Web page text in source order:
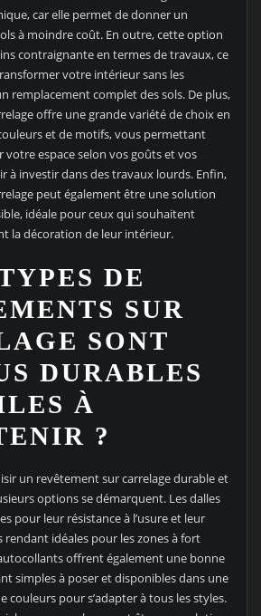
car elle permet de donner un
à moindre coût. En outre, cette option
contraignante en termes de travaux, ce
votre intérieur sans les
remplacement complet des sols. De plus,
offre une grande variété de choix en
et de motifs, vous permettant
votre espace selon vos goûts et vos
à investir dans des travaux lourds. Enfin,
peut également être une solution
idéale pour ceux qui souhaitent
la décoration de leur intérieur.
DE
SUR
SONT
DURABLES
À
?
un revêtement sur carrelage durable et
options se démarquent. Les dalles
pour leur résistance à l’usure et leur
rendant idéales pour les zones à fort
offrent également une bonne
simples à poser et disponibles dans une
couleurs pour s’adapter à tous les styles.